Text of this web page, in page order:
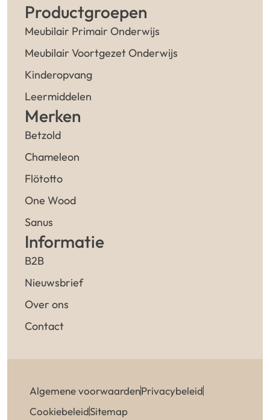
Productgroepen
Meubilair Primair Onderwijs
Meubilair Voortgezet Onderwijs
Kinderopvang
Leermiddelen
Merken
Betzold
Chameleon
Flötotto
One Wood
Sanus
Informatie
B2B
Nieuwsbrief
Over ons
Contact
Algemene voorwaardenPrivacybeleid
CookiebeleidSitemap